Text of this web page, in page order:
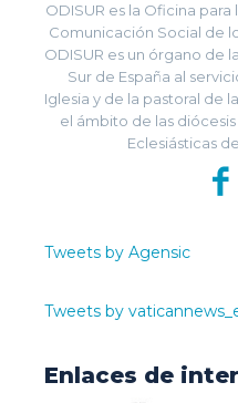
ODISUR es la Oficina
Comunicación Social de
ODISUR es un órgano de
Sur de España al
Iglesia y de la pastoral de
el ámbito de las
Eclesiásticas
Tweets by Agensic
Tweets by
Enlaces de